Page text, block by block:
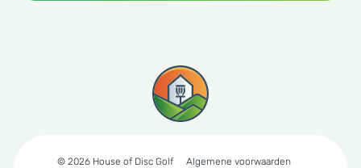
© 2026 House of Disc Golf Algemene voorwaarden